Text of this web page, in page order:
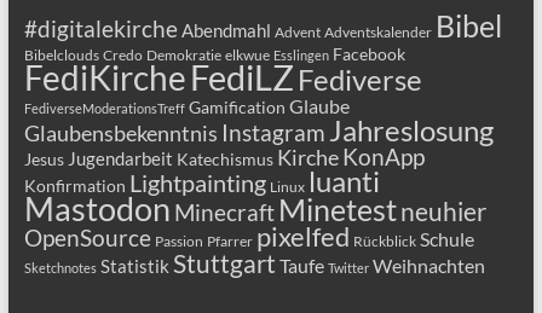
#digitalekircheAbendmahl Advent Adventskalender Bibel
Bibelclouds Credo Demokratie elkwue Esslingen Facebook
FediKircheFediLZ Fediverse
FediverseModerationsTreff Gamification Glaube
Glaubensbekenntnis Instagram Jahreslosung
Jesus Jugendarbeit Katechismus KircheKonApp
Konfirmation Lightpainting Linux luanti
Mastodon Minecraft Minetestneuhier
OpenSource Passion Pfarrer pixelfed Rückblick Schule
Sketchnotes Statistik Stuttgart Taufe Twitter Weihnachten